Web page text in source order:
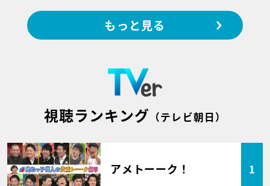
もっと見る
視聴ランキング （テレビ朝日）
アメトーーク！ 1